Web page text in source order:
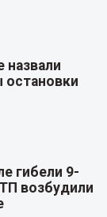
гибели 9-
возбудили